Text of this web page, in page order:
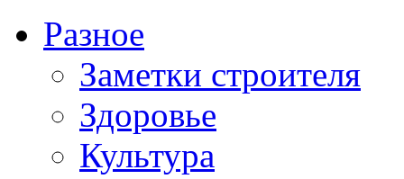
Разное
Заметки строителя
Здоровье
Культура